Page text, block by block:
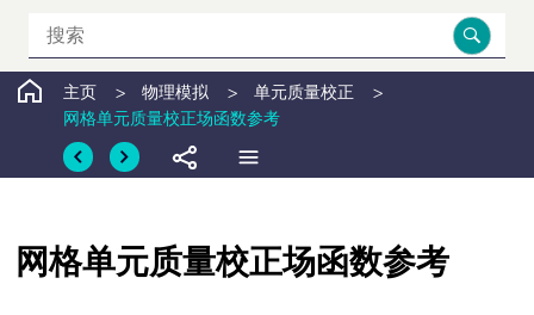
主页 物理模拟
单元质量校正
网格单元质量校正场函数参考
网格单元质量校正场函数参考